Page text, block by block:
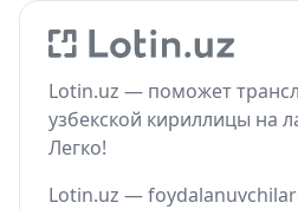
Lotin.uz — поможет
узбекской кириллицы на
Легко!
Lotin.uz —